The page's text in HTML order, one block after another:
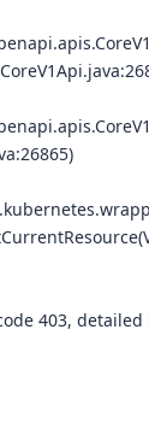
403, detailed